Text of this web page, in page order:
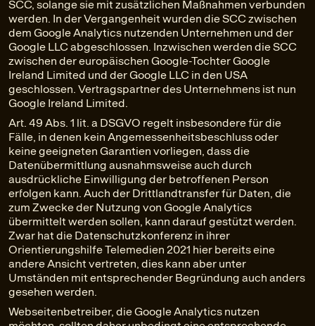
SCC, solange sie mit zusätzlichen Maßnahmen verbunden
werden. In der Vergangenheit wurden die SCC zwischen
dem Google Analytics nutzenden Unternehmen und der
Google LLC abgeschlossen. Inzwischen werden die SCC
zwischen der europäischen Google-Tochter Google
Ireland Limited und der Google LLC in den USA
geschlossen. Vertragspartner des Unternehmens ist nun
Google Ireland Limited.
Art. 49 Abs. 1 lit. a DSGVO regelt insbesondere für die
Fälle, in denen kein Angemessenheitsbeschluss oder
keine geeigneten Garantien vorliegen, dass die
Datenübermittlung ausnahmsweise auch durch
ausdrückliche Einwilligung der betroffenen Person
erfolgen kann. Auch der Drittlandtransfer für Daten, die
zum Zwecke der Nutzung von Google Analytics
übermittelt werden sollen, kann darauf gestützt werden.
Zwar hat die Datenschutzkonferenz in ihrer
Orientierungshilfe Telemedien 2021 hier bereits eine
andere Ansicht vertreten, dies kann aber unter
Umständen mit entsprechender Begründung auch anders
gesehen werden.
Webseitenbetreiber, die Google Analytics nutzen